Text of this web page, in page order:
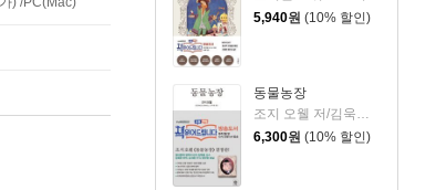
5,940원 (10% 할인)
동물농장
6,300원 (10% 할인)